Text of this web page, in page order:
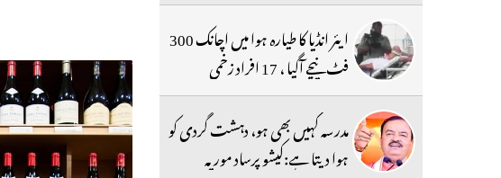
ایئر انڈیا کا طیارہ ہوا میں اچانک 300
فٹ نیچے آگیا ، 17 افراد زخمی
مدرسہ کہیں بھی ہو، دہشت گردی کو
ہوا دیتا ہے:کیشو پرساد موریہ